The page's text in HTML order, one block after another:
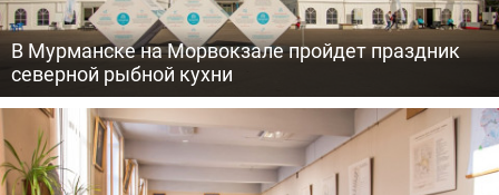
В Мурманске на Морвокзале пройдет праздник
северной рыбной кухни